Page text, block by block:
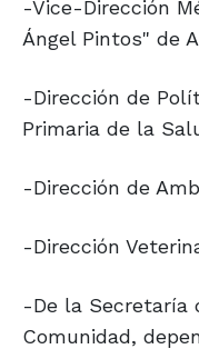
-Vice-Dirección
Ángel Pintos" de
-Dirección de
Primaria de la
-Dirección de
-Dirección
-De la Secretaría
Comunidad,